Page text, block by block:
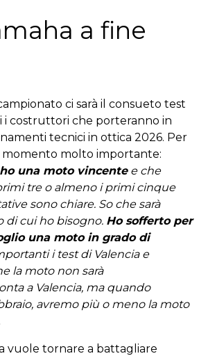
a fine
ci sarà il consueto test
i costruttori che porteranno in
tecnici in ottica 2026. Per
momento molto importante:
una moto vincentee che
tre o almeno i primi cinque
sono chiare. So che sarà
di cui ho bisogno. Ho sofferto per
una moto in grado di
i test di Valencia e
la moto non sarà
a Valencia, ma quando
avremo più o meno la moto
vuole tornare a battagliare